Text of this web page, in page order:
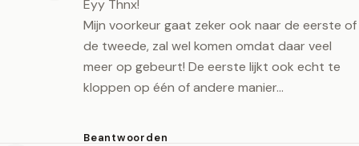
Eyy Thnx!
Mijn voorkeur gaat zeker ook naar de eerste of
de tweede, zal wel komen omdat daar veel
meer op gebeurt! De eerste lijkt ook echt te
kloppen op één of andere manier…
Beantwoorden